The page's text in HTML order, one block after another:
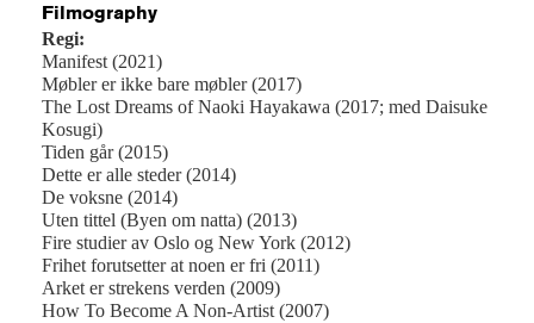
Filmography
Regi:
Manifest (2021)
Møbler er ikke bare møbler (2017)
The Lost Dreams of Naoki Hayakawa (2017; med Daisuke
Kosugi)
Tiden går (2015)
Dette er alle steder (2014)
De voksne (2014)
Uten tittel (Byen om natta) (2013)
Fire studier av Oslo og New York (2012)
Frihet forutsetter at noen er fri (2011)
Arket er strekens verden (2009)
How To Become A Non-Artist (2007)